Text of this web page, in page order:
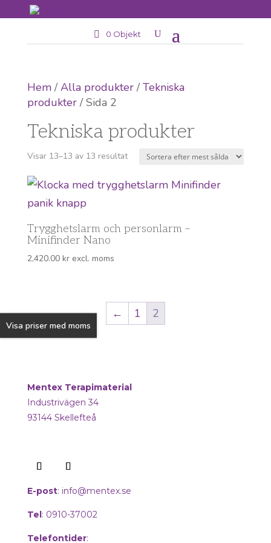
0 Objekt
Hem/Alla produkter/Tekniska
produkter/ Sida 2
Tekniska produkter
Visar 13–13 av 13 resultatSortera
popularitet
Trygghetslarm och personlarm –
Minifinder Nano
2,420.00 krexcl. moms
← 1 2
Mentex Terapimaterial
Industrivägen 34
93144 Skellefteå
E-post: info@mentex.se
Tel: 0910-37002
Telefontider:
Visa priser med moms